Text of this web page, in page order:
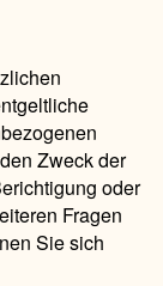
Zweck der
oder
Fragen
Sie sich